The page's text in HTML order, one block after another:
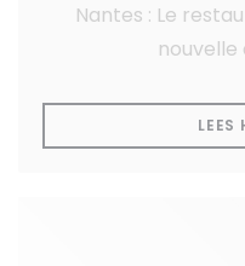
Nantes : Le
nouvelle
LEES